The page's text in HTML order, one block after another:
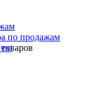
по продажам